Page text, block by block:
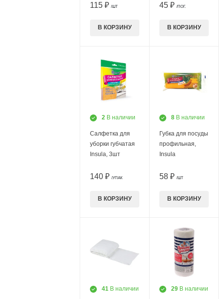
115 ₽ /ШТ
В КОРЗИНУ
45 ₽ /ПОГ.
В КОРЗИНУ
2 В наличии
Салфетка для
уборки губчатая
Insula, 3шт
140 ₽ /УПАК
В КОРЗИНУ
8 В наличии
Губка для посуды
профильная,
Insula
58 ₽ /ШТ
В КОРЗИНУ
41 В наличии 29 В наличии